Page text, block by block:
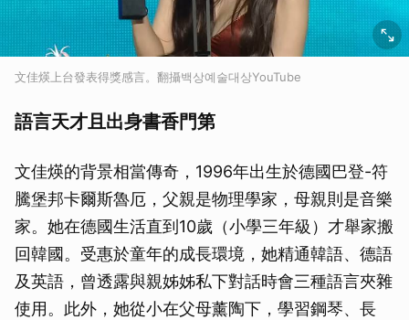
文佳煐上台發表得獎感言。翻攝백상예술대상YouTube
語言天才且出身書香門第
文佳煐的背景相當傳奇，1996年出生於德國巴登-符
騰堡邦卡爾斯魯厄，父親是物理學家，母親則是音樂
家。她在德國生活直到10歲（小學三年級）才舉家搬
回韓國。受惠於童年的成長環境，她精通韓語、德語
及英語，曾透露與親姊姊私下對話時會三種語言夾雜
使用。此外，她從小在父母薰陶下，學習鋼琴、長